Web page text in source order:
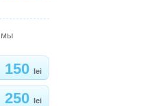
150 lei
250 lei